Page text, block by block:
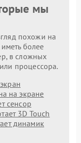
мы
похожи на
более
в сложных
процессора.
на экране
сенсор
3D Touch
динамик